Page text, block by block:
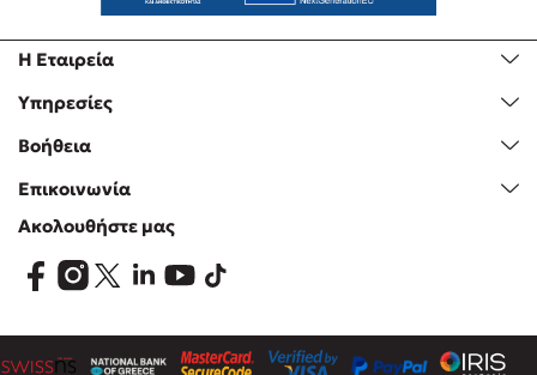
Η Εταιρεία
Υπηρεσίες
Βοήθεια
Επικοινωνία
Ακολουθήστε μας